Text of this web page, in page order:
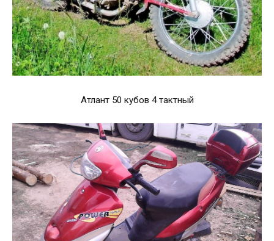
Атлант 50 кубов 4 тактный